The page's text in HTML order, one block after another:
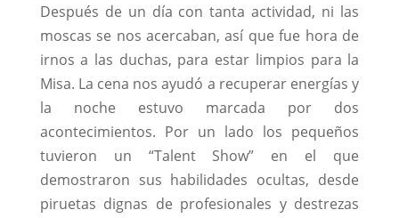
Después de un día con tanta actividad, ni las
moscas se nos acercaban, así que fue hora de
irnos a las duchas, para estar limpios para la
Misa. La cena nos ayudó a recuperar energías y
la noche estuvo marcada por dos
acontecimientos. Por un lado los pequeños
tuvieron un “Talent Show” en el que
demostraron sus habilidades ocultas, desde
piruetas dignas de profesionales y destrezas